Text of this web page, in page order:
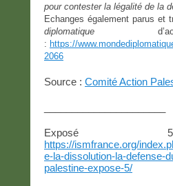
pour contester la légalité de la
Echanges également parus et
diplomatique
: https://
2066
Source : Comité Action
https://ismfrance.org/
e-la-dissolution-la-defense-
palestine-expose-5/